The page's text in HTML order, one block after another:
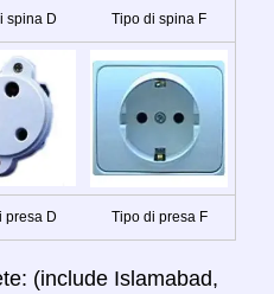
spina D Tipo di spina F
presa D Tipo di presa F
(include Islamabad,